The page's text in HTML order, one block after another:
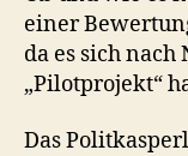
einer
da es sich
„Pilotprojekt“
Das